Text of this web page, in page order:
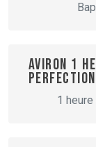
Aviron 1
1